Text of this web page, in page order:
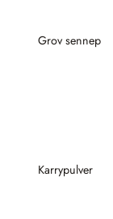
Grov sennep
Karrypulver